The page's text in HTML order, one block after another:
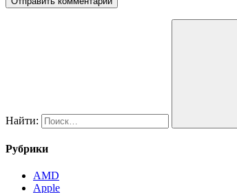
Найти:
Рубрики
AMD
Apple